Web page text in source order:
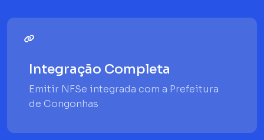
Integração Completa
Emitir NFSe integrada com a Prefeitura
de Congonhas